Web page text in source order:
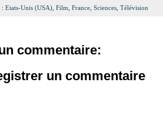
: Etats-Unis (USA) Film France Sciences Télévision
commentaire:
un commentaire